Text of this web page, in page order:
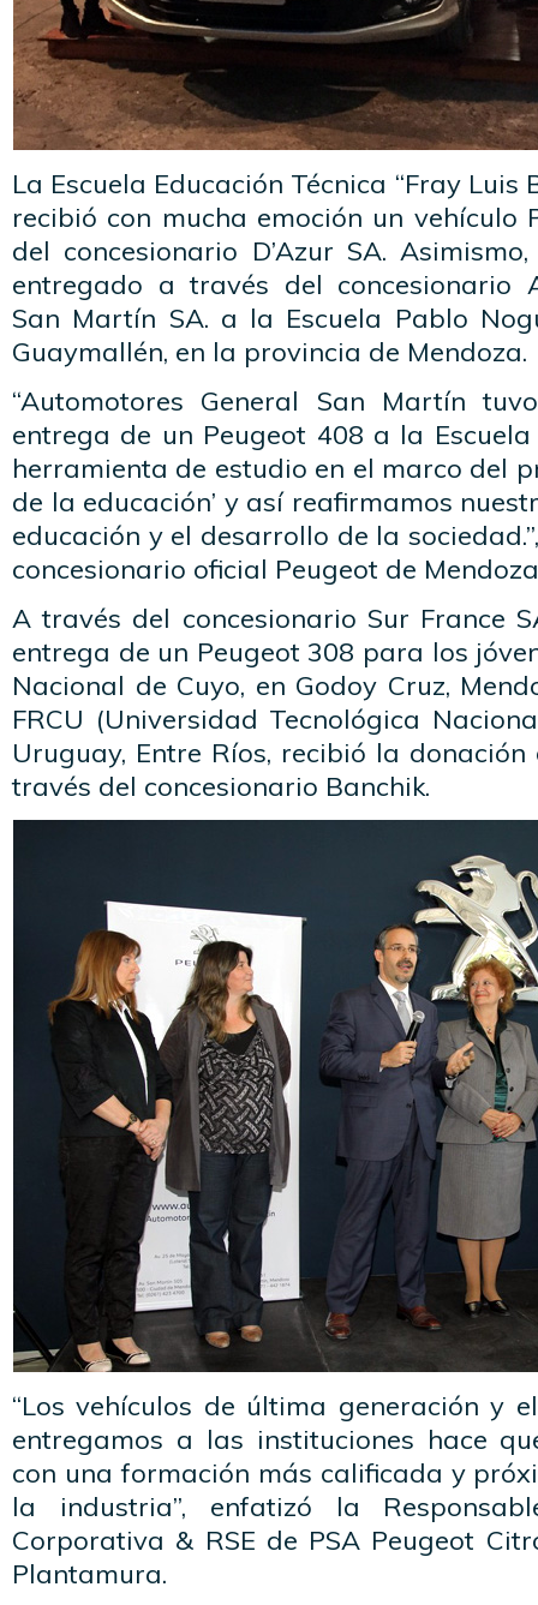
La Escuela Educación Técnica “Fray Luis
recibió con mucha emoción un vehículo
del concesionario D’Azur SA.
entregado a través del concesionario
San Martín SA. a la Escuela Pablo
Guaymallén, en la provincia de Mendoza.
“Automotores General San Martín
entrega de un Peugeot 408 a la
herramienta de estudio en el marco del
de la educación’ y así reafirmamos
educación y el desarrollo de la
concesionario oficial Peugeot de
A través del concesionario Sur France
entrega de un Peugeot 308 para los
Nacional de Cuyo, en Godoy Cruz,
FRCU (Universidad Tecnológica
Uruguay, Entre Ríos, recibió la
través del concesionario Banchik.
“Los vehículos de última generación y
entregamos a las instituciones hace
con una formación más calificada y
la industria”, enfatizó la
Corporativa & RSE de PSA Peugeot
Plantamura.